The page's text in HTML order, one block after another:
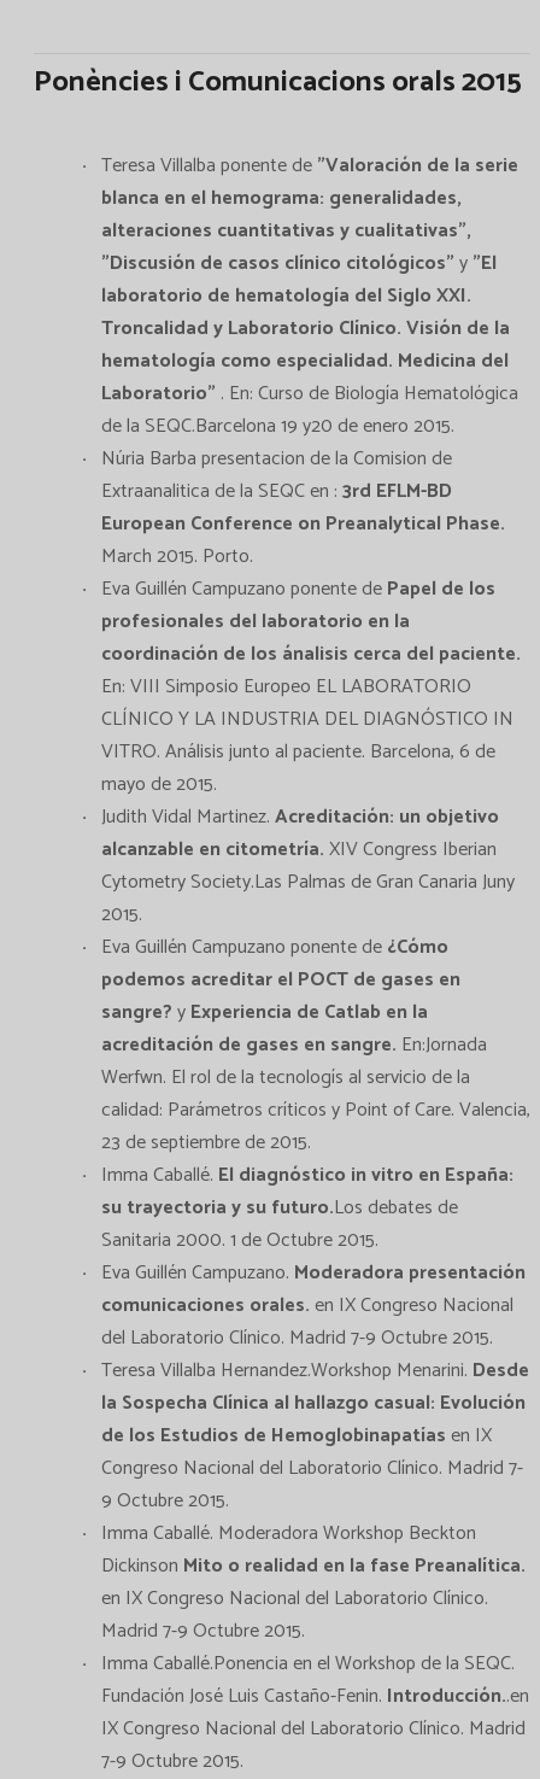
Ponències i Comunicacions orals 2015
Teresa Villalba ponente de"Valoración de la serie
blanca en el hemograma: generalidades,
alteraciones cuantitativas y cualitativas",
"Discusión de casos clínico citológicos"y"El
laboratorio de hematología del Siglo XXI.
Troncalidad y Laboratorio Clínico. Visión de la
hematología como especialidad. Medicina del
Laboratorio" . En: Curso de Biología Hematológica
de la SEQC.Barcelona 19 y20 de enero 2015.
Núria Barba presentacion de la Comision de
Extraanalitica de la SEQC en :3rd EFLM-BD
European Conference on Preanalytical Phase.
March 2015. Porto.
Eva Guillén Campuzano ponente dePapel de los
profesionales del laboratorio en la
coordinación de los ánalisis cerca del paciente.
En: VIII Simposio Europeo EL LABORATORIO
CLÍNICO Y LA INDUSTRIA DEL DIAGNÓSTICO IN
VITRO. Análisis junto al paciente. Barcelona, 6 de
mayo de 2015.
Judith Vidal Martinez.Acreditación: un objetivo
alcanzable en citometría.XIV Congress Iberian
Cytometry Society.Las Palmas de Gran Canaria Juny
2015.
Eva Guillén Campuzano ponente de¿Cómo
podemos acreditar el POCT de gases en
sangre?yExperiencia de Catlab en la
acreditación de gases en sangre. En:Jornada
Werfwn. El rol de la tecnologís al servicio de la
calidad: Parámetros críticos y Point of Care. Valencia,
23 de septiembre de 2015.
Imma Caballé. El diagnóstico in vitro en España:
su trayectoria y su futuro.Los debates de
Sanitaria 2000. 1 de Octubre 2015.
Eva Guillén Campuzano. Moderadora presentación
comunicaciones orales.en IX Congreso Nacional
del Laboratorio Clínico. Madrid 7-9 Octubre 2015.
Teresa Villalba Hernandez.Workshop Menarini. Desde
la Sospecha Clínica al hallazgo casual: Evolución
de los Estudios de Hemoglobinapatíasen IX
Congreso Nacional del Laboratorio Clínico. Madrid 7-
9 Octubre 2015.
Imma Caballé. Moderadora Workshop Beckton
Dickinson Mito o realidad en la fase Preanalítica.
en IX Congreso Nacional del Laboratorio Clínico.
Madrid 7-9 Octubre 2015.
Imma Caballé.Ponencia en el Workshop de la SEQC.
Fundación José Luis Castaño-Fenin. Introducción..en
IX Congreso Nacional del Laboratorio Clínico. Madrid
7-9 Octubre 2015.